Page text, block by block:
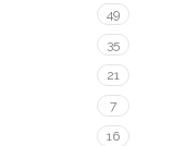
49
35
21
7
16